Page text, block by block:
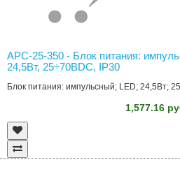
APC-25-350 - Блок питания:
24,5Вт, 25÷70ВDC, IP30
Блок питания: импульсный; LED; 24,5Вт;
1,577.16